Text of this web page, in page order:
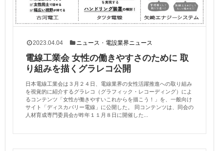
2023.04.04 ニュース ・ 電設業界ニュース
電線工業会 女性の働きやすさのために 取
り組みを描くグラレコ公開
日本電線工業会は３月２４日、電線業界の女性活躍推進への取り組み
を視覚的に紹介するグラレコ（グラフィック・レコーディング）によ
るコンテンツ「女性が働きやすいこれからを描こう！」を、一般向け
サイト「ディスカバリー電線」に公開した。 同コンテンツは、同会の
人材育成専門委員会が昨年１１月８日に開催した...